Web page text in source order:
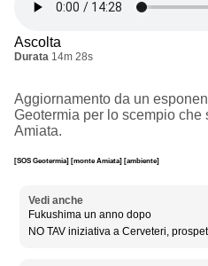
Ascolta
Durata 14m 28s
Aggiornamento da un
Geotermia per lo scempio
Amiata.
[SOS Geotermia] [monte Amiata] [ambiente]
Vedi anche
Fukushima un anno dopo
NO TAV iniziativa a Cerveteri,